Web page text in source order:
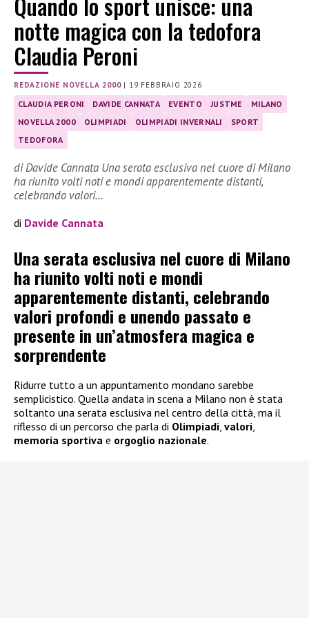
notte magica con la tedofora
Claudia Peroni
REDAZIONE NOVELLA 2000| 19 FEBBRAIO 2026
CLAUDIA PERONI DAVIDE CANNATA EVENTO JUSTME
MILANO
NOVELLA 2000
OLIMPIADI OLIMPIADI INVERNALI
SPORT
TEDOFORA
di Davide Cannata Una serata esclusiva nel cuore di Milano
ha riunito volti noti e mondi apparentemente distanti,
celebrando valori…
di Davide Cannata
Una serata esclusiva nel cuore di Milano
ha riunito volti noti e mondi
apparentemente distanti, celebrando
valori profondi e unendo passato e
presente in un’atmosfera magica e
sorprendente
Ridurre tutto a un appuntamento mondano sarebbe
semplicistico. Quella andata in scena a Milano non è stata
soltanto una serata esclusiva nel centro della città, ma il
riflesso di un percorso che parla di Olimpiadi valori
memoria sportiva e orgoglio nazionale.